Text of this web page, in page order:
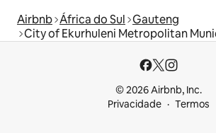
Airbnb África do Sul Gauteng
City of Ekurhuleni Metropolitan
© 2026 Airbnb, Inc.
Privacidade
Termos